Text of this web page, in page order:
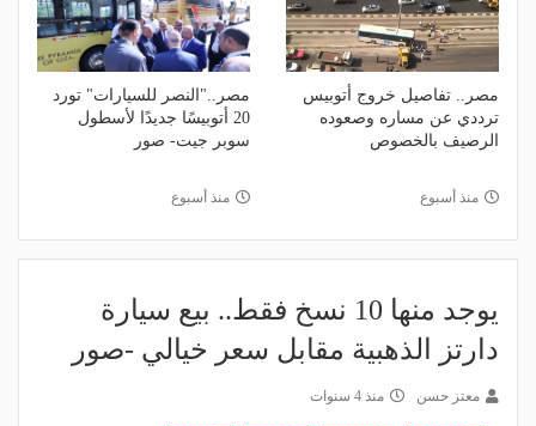
مصر.. تفاصيل خروج أتوبيس
ترددي عن مساره وصعوده
الرصيف بالخصوص
منذ أسبوع
مصر.."النصر للسيارات" تورد
20 أتوبيسًا جديدًا لأسطول
سوبر جيت- صور
منذ أسبوع
يوجد منها 10 نسخ فقط.. بيع سيارة
دارتز الذهبية مقابل سعر خيالي -صور
معتز حسن منذ 4 سنوات